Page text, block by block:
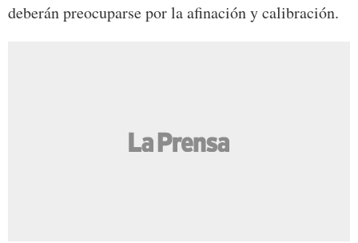
deberán preocuparse por la afinación y calibración.